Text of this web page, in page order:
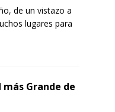
de un vistazo a
lugares para
Grande de